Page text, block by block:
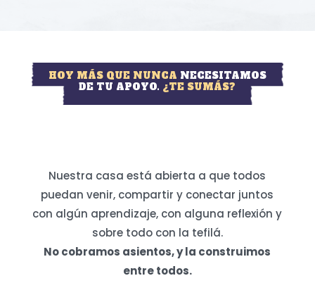
HOY MÁS QUE NUNCA NECESITAMOS
DE TU APOYO. ¿TE SUMÁS?
Nuestra casa está abierta a que todos
puedan venir, compartir y conectar juntos
con algún aprendizaje, con alguna reflexión y
sobre todo con la tefilá.
No cobramos asientos, y la construimos
entre todos.